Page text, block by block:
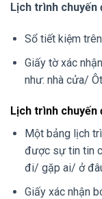
Lịch trình chuyến
Sổ tiết kiệm
Giấy tờ xác
như: nhà cửa/
Lịch trình chuyến
Một bảng lịch
được sự tin tin
đi/ gặp ai/ ở
Giấy xác nhận